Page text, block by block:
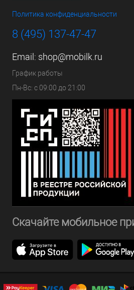
Политика конфиденциальности
8 (495) 137-47-47
Email: shop@mobilk.ru
График работы
Пн-Вс: с 09:00 до 21:00
Скачайте мобильное